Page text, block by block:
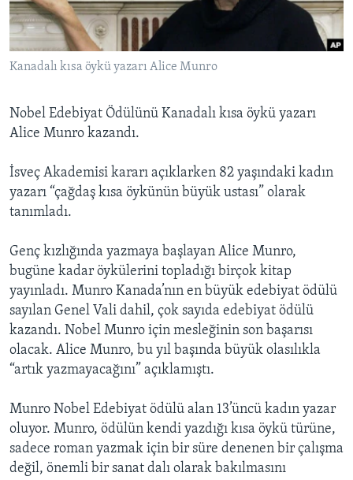
HAYATTAN
SANAT
BIZI TAKIP EDIN
Kanadalı kısa öykü yazarı Alice Munro
Nobel Edebiyat Ödülünü Kanadalı kısa öykü yazarı
Alice Munro kazandı.
İsveç Akademisi kararı açıklarken 82 yaşındaki kadın
yazarı “çağdaş kısa öykünün büyük ustası” olarak
tanımladı.
Genç kızlığında yazmaya başlayan Alice Munro,
bugüne kadar öykülerini topladığı birçok kitap
yayınladı. Munro Kanada’nın en büyük edebiyat ödülü
sayılan Genel Vali dahil, çok sayıda edebiyat ödülü
kazandı. Nobel Munro için mesleğinin son başarısı
olacak. Alice Munro, bu yıl başında büyük olasılıkla
“artık yazmayacağını” açıklamıştı.
Munro Nobel Edebiyat ödülü alan 13’üncü kadın yazar
oluyor. Munro, ödülün kendi yazdığı kısa öykü türüne,
sadece roman yazmak için bir süre denenen bir çalışma
değil, önemli bir sanat dalı olarak bakılmasını